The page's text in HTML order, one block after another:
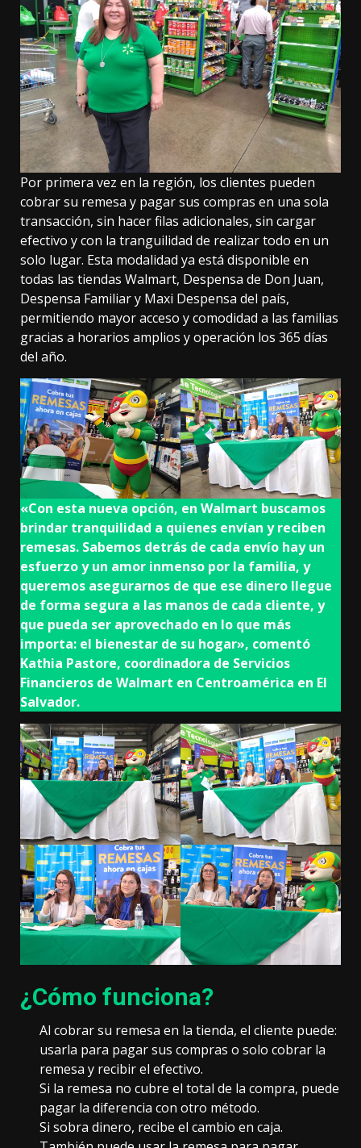
Por primera vez en la región, los clientes pueden
cobrar su remesa y pagar sus compras en una sola
transacción, sin hacer filas adicionales, sin cargar
efectivo y con la tranguilidad de realizar todo en un
solo lugar. Esta modalidad ya está disponible en
todas las tiendas Walmart, Despensa de Don Juan,
Despensa Familiar y Maxi Despensa del país,
permitiendo mayor acceso y comodidad a las familias
gracias a horarios amplios y operación los 365 días
del año.
«Con esta nueva opción, en Walmart buscamos
brindar tranquilidad a quienes envían y reciben
remesas. Sabemos detrás de cada envío hay un
esfuerzo y un amor inmenso por la familia, y
queremos asegurarnos de que ese dinero llegue
de forma segura a las manos de cada cliente, y
que pueda ser aprovechado en lo que más
importa: el bienestar de su hogar», comentó
Kathia Pastore, coordinadora de Servicios
Financieros de Walmart en Centroamérica en El
Salvador.
¿Cómo funciona?
Al cobrar su remesa en la tienda, el cliente puede:
usarla para pagar sus compras o solo cobrar la
remesa y recibir el efectivo.
Si la remesa no cubre el total de la compra, puede
pagar la diferencia con otro método.
Si sobra dinero, recibe el cambio en caja.